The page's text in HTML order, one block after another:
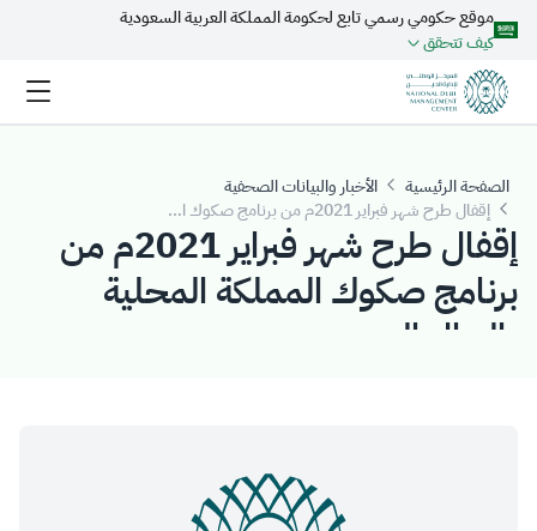
تخطي إلى المحتوى الرئيسي
موقع حكومي رسمي تابع لحكومة المملكة العربية السعودية
كيف تتحقق
الصفحة الرئيسية
الأخبار والبيانات الصحفية
إقفال طرح شهر فبراير 2021م من برنامج صكوك المملكة المحلية بالريال السعودي
إقفال طرح شهر فبراير 2021م من
برنامج صكوك المملكة المحلية
بالريال السعودي